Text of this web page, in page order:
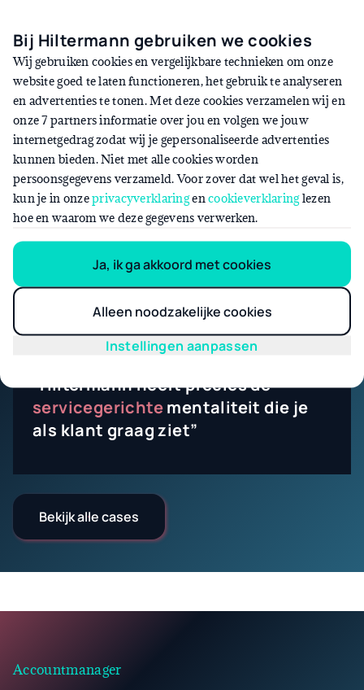
Ontdek in de cases van andere ondernemers en klanten hoe
ons team ze heeft geholpen met het elektrificeren van hun
wagenpark.
Daaf Vunderink | Equipment 4 U
“Hiltermann heeft precies de
servicegerichtementaliteit die je
als klant graag ziet”
Bekijk alle cases
Accountmanager
Bij Hiltermann gebruiken we cookies
Wij gebruiken cookies en vergelijkbare technieken om onze
website goed te laten functioneren, het gebruik te analyseren
en advertenties te tonen. Met deze cookies verzamelen wij en
onze 7 partners informatie over jou en volgen we jouw
internetgedrag zodat wij je gepersonaliseerde advertenties
kunnen bieden. Niet met alle cookies worden
persoonsgegevens verzameld. Voor zover dat wel het geval is,
kun je in onzeprivacyverklaringen cookieverklaringlezen
hoe en waarom we deze gegevens verwerken.
Ja, ik ga akkoord met cookies
Alleen noodzakelijke cookies
Instellingen aanpassen